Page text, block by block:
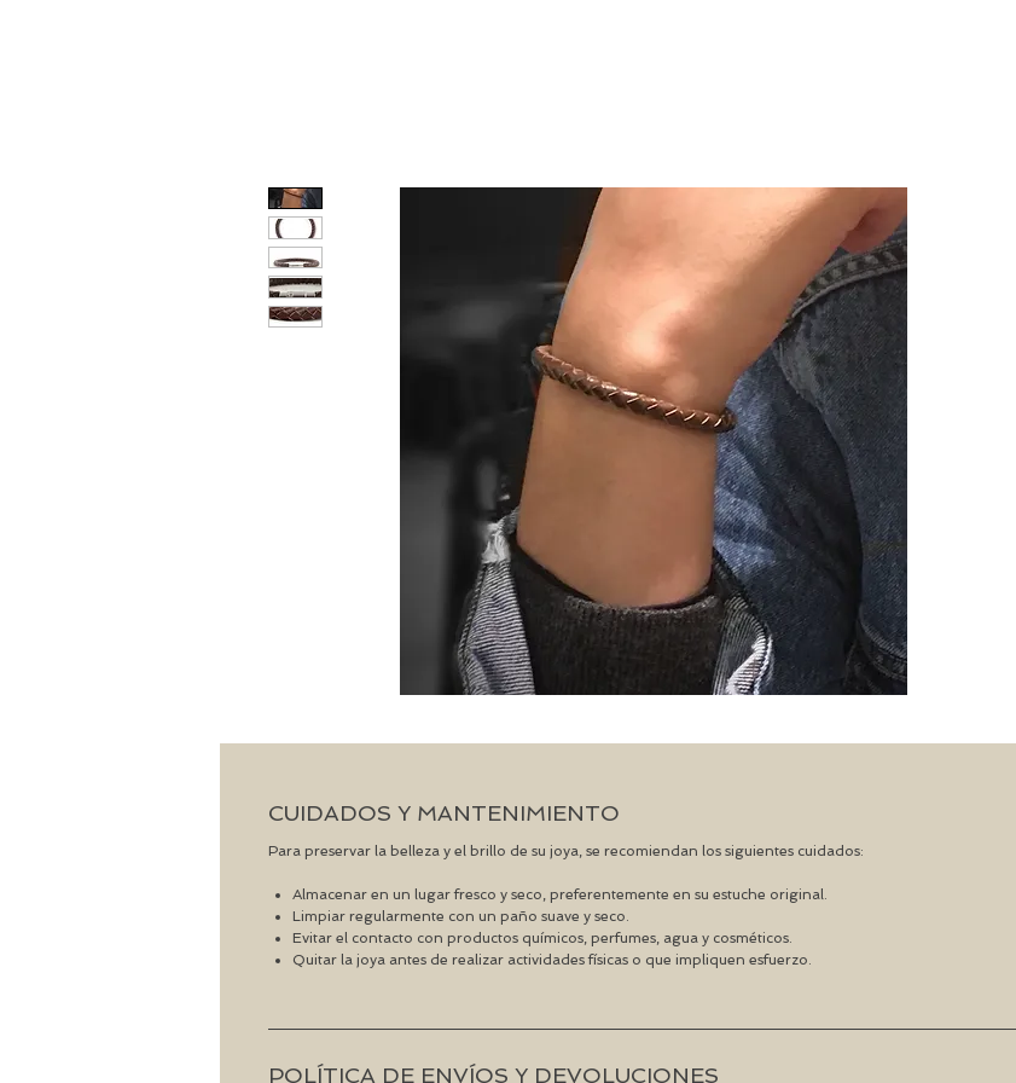
CUIDADOS Y MANTENIMIENTO
Para preservar la belleza y el brillo de su joya, se recomiendan los siguientes cuidados:
Almacenar en un lugar fresco y seco, preferentemente en su estuche original.
Limpiar regularmente con un paño suave y seco.
Evitar el contacto con productos químicos, perfumes, agua y cosméticos.
Quitar la joya antes de realizar actividades físicas o que impliquen esfuerzo.
POLÍTICA DE ENVÍOS Y DEVOLUCIONES